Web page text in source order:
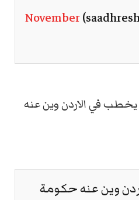
November
يخطب في الاردن وين عنه
وين عنه حكومة